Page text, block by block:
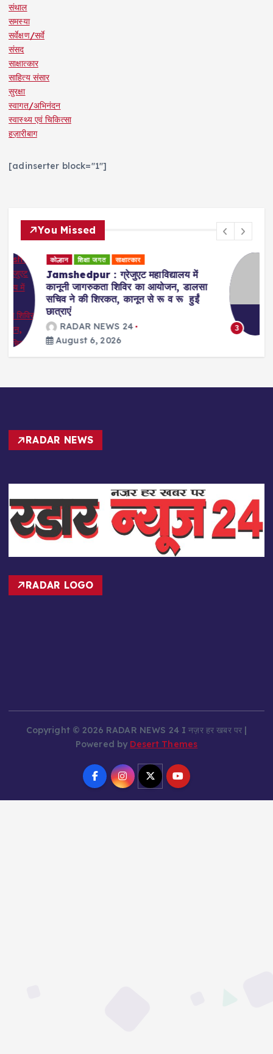
संथाल
समस्या
सर्वेक्षण/सर्वे
संसद
साक्षात्कार
साहित्य संसार
सुरक्षा
स्वागत/अभिनंदन
स्वास्थ्य एवं चिकित्सा
हज़ारीबाग
[adinserter block="1"]
You Missed
3
कोल्हान धर्म समाज
Badajamda : बड़ा जामदा क्षेत्र में टाटा
स्टील के सहयोग व दयानंद एंग्लो वैदिक संस्था
के संचालन में डीएवी स्कूल खोले जाने की मांग
August 6, 2026
RADAR NEWS
RADAR LOGO
Powered byDesert Themes